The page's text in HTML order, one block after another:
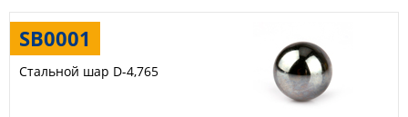
SB0001
Стальной шар D-4,765